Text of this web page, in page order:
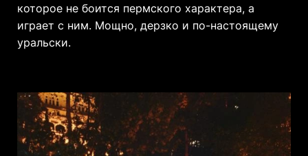
которое не боится пермского характера, а
играет с ним. Мощно, дерзко и по-настоящему
уральски.